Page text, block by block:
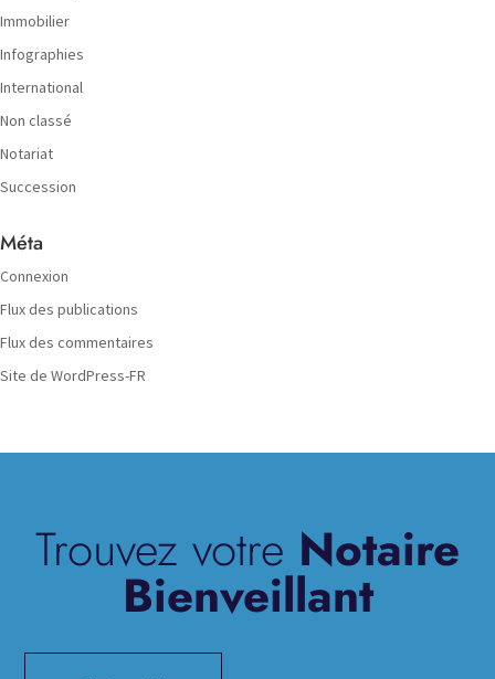
Immobilier
Infographies
International
Non classé
Notariat
Succession
Méta
Connexion
Flux des publications
Flux des commentaires
Site de WordPress-FR
Trouvez votre Notaire
Bienveillant